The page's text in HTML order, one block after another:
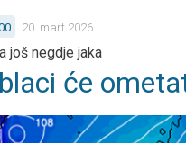
20. mart 2026.
još negdje jaka
će